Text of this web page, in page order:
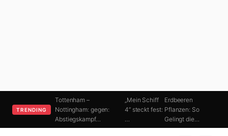
TRENDING
Tottenham –
Nottingham: gegen:
Abstiegskampf…
„Mein Schiff
4“ steckt fest:
…
Erdbeeren
Pflanzen: So
Gelingt die…